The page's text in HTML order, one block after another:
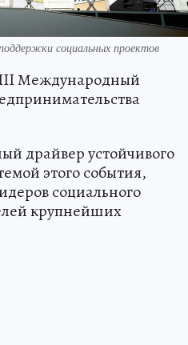
социальных проектов
Международный
драйвер устойчивого
этого события,
социального
крупнейших